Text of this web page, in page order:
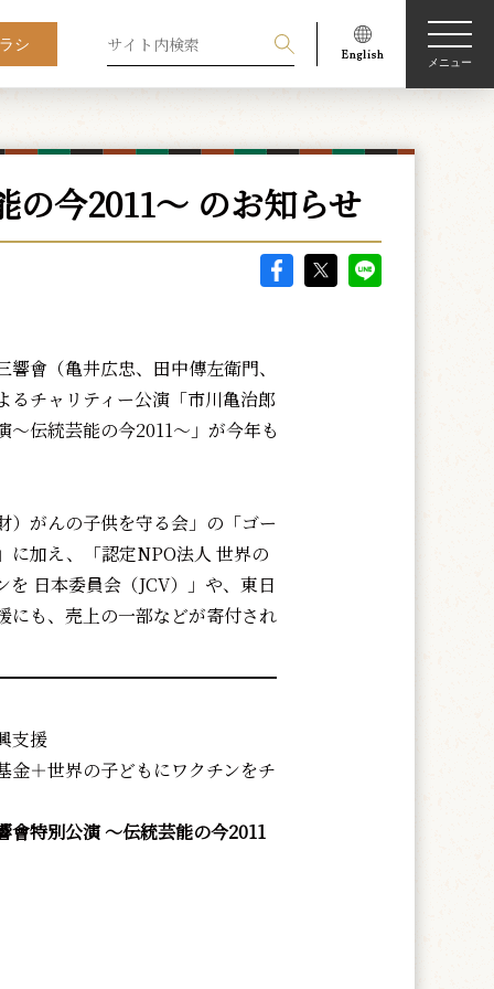
シ
メニュー
今2011～ のお知らせ
會（亀井広忠、田中傳左衛門、
るチャリティー公演「市川亀治郎
伝統芸能の今2011～」が今年も
がんの子供を守る会」の「ゴー
に加え、「認定NPO法人 世界の
を 日本委員会（JCV）」や、東日
にも、売上の一部などが寄付され
支援
金＋世界の子どもにワクチンをチ
特別公演 ～伝統芸能の今2011